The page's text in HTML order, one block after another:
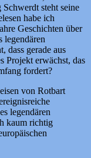
steht seine
habe ich
Geschichten über
legendären
dass gerade aus
Projekt erwächst, das
fordert?
von Rotbart
legendären
kaum richtig